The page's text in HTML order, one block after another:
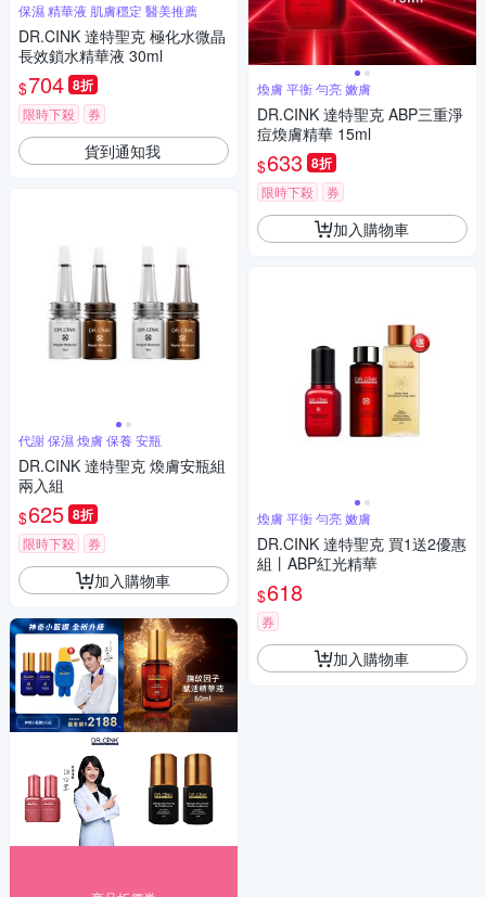
保濕 精華液 肌膚穩定 醫美推薦
DR.CINK 達特聖克 極化水微晶
長效鎖水精華液 30ml
$704 8折
限時下殺 券
貨到通知我
代謝 保濕 煥膚 保養 安瓶
DR.CINK 達特聖克 煥膚安瓶組
兩入組
$625 8折
限時下殺 券
加入購物車
煥膚 平衡 勻亮 嫩膚
DR.CINK 達特聖克 ABP三重淨
痘煥膚精華 15ml
$633 8折
限時下殺 券
加入購物車
煥膚 平衡 勻亮 嫩膚
DR.CINK 達特聖克 買1送2優惠
組丨ABP紅光精華
$618
券
加入購物車